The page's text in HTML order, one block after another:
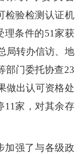
检验检测认证机
理条件的51家获
局转办信访、地
部门委托协查23
做出认可资格处
11家，对其余存
加强了与各级政